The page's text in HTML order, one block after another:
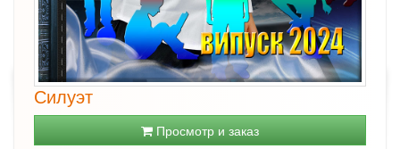
Силуэт
Просмотр и заказ